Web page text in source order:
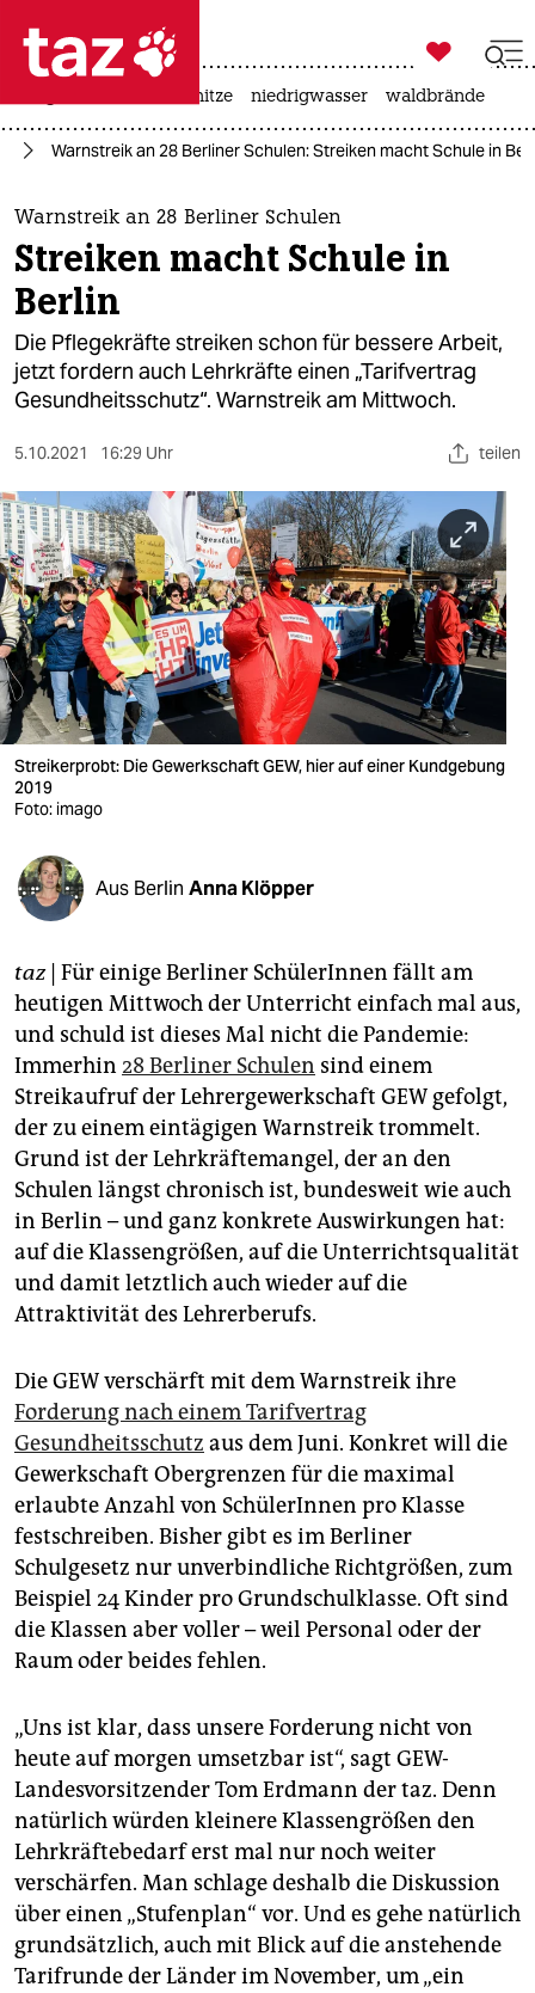
 taz zahl ich
taz zahl ich
themen
politik
öko
gesellschaft
sport
berlin
nord
wahrheit
verlag
verlag
veranstaltungen
fragen & hilfe
abo
genossenschaft
epaper login

taz zahl ich
hitze niedrigwasser waldbrände
Warnstreik an 28 Berliner Schulen: Streiken macht Schule in
Warnstreik an 28 Berliner Schulen
Streiken macht Schule in
Berlin
Die Pflegekräfte streiken schon für bessere Arbeit,
jetzt fordern auch Lehrkräfte einen „Tarifvertrag
Gesundheitsschutz“. Warnstreik am Mittwoch.
5.10.2021 16:29 Uhr teilen
Streikerprobt: Die Gewerkschaft GEW, hier auf einer Kundgebung
2019
Foto: imago
Aus Berlin Anna Klöpper
taz| Für einige Berliner SchülerInnen fällt am
heutigen Mittwoch der Unterricht einfach mal aus,
und schuld ist dieses Mal nicht die Pandemie:
Immerhin 28 Berliner Schulen sind einem
Streikaufruf der Lehrergewerkschaft GEW gefolgt,
der zu einem eintägigen Warnstreik trommelt.
Grund ist der Lehrkräftemangel, der an den
Schulen längst chronisch ist, bundesweit wie auch
in Berlin – und ganz konkrete Auswirkungen hat:
auf die Klassengrößen, auf die Unterrichtsqualität
und damit letztlich auch wieder auf die
Attraktivität des Lehrerberufs.
Die GEW verschärft mit dem Warnstreik ihre
Forderung nach einem Tarifvertrag
Gesundheitsschutz aus dem Juni. Konkret will die
Gewerkschaft Obergrenzen für die maximal
erlaubte Anzahl von SchülerInnen pro Klasse
festschreiben. Bisher gibt es im Berliner
Schulgesetz nur unverbindliche Richtgrößen, zum
Beispiel 24 Kinder pro Grundschulklasse. Oft sind
die Klassen aber voller – weil Personal oder der
Raum oder beides fehlen.
„Uns ist klar, dass unsere Forderung nicht von
heute auf morgen umsetzbar ist“, sagt GEW-
Landesvorsitzender Tom Erdmann der taz. Denn
natürlich würden kleinere Klassengrößen den
Lehrkräftebedarf erst mal nur noch weiter
verschärfen. Man schlage deshalb die Diskussion
über einen „Stufenplan“ vor. Und es gehe natürlich
grundsätzlich, auch mit Blick auf die anstehende
Tarifrunde der Länder im November, um „ein